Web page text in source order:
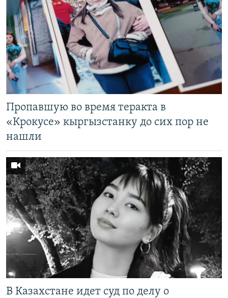
Пропавшую во время теракта в
«Крокусе» кыргызстанку до сих пор не
нашли
В Казахстане идет суд по делу о